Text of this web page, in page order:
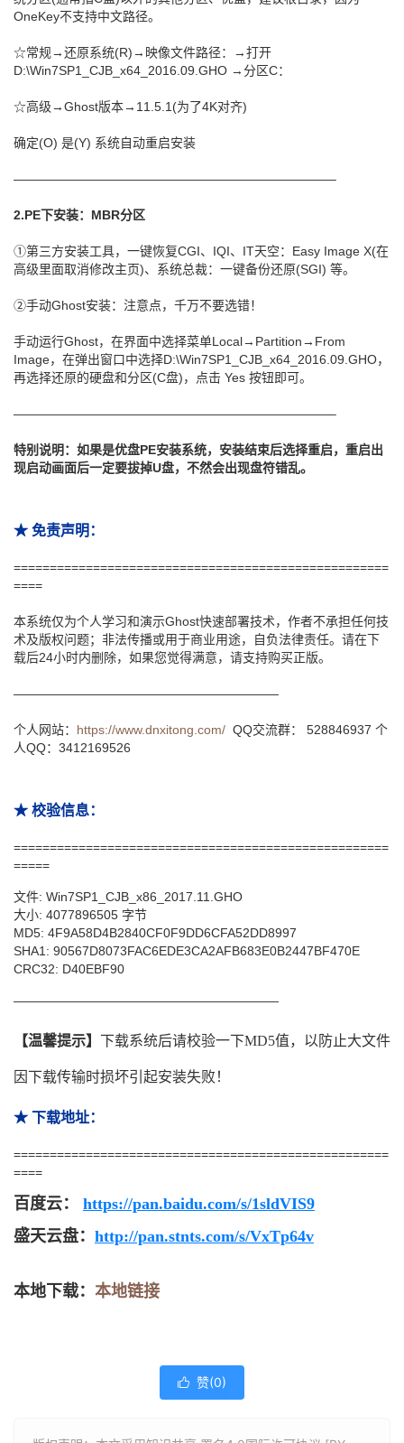
OneKey不支持中文路径。
☆常规→还原系统(R)→映像文件路径：→打开
D:\Win7SP1_CJB_x64_2016.09.GHO →分区C：
☆高级→Ghost版本→11.5.1(为了4K对齐)
确定(O) 是(Y) 系统自动重启安装
—————————————————————————–
2.PE下安装：MBR分区
①第三方安装工具，一键恢复CGI、IQI、IT天空：Easy Image X(在
高级里面取消修改主页)、系统总裁：一键备份还原(SGI) 等。
②手动Ghost安装：注意点，千万不要选错！
手动运行Ghost，在界面中选择菜单Local→Partition→From
Image，在弹出窗口中选择D:\Win7SP1_CJB_x64_2016.09.GHO，
再选择还原的硬盘和分区(C盘)，点击 Yes 按钮即可。
—————————————————————————–
特别说明：如果是优盘PE安装系统，安装结束后选择重启，重启出
现启动画面后一定要拔掉U盘，不然会出现盘符错乱。
★ 免责声明：
====================================================
====
本系统仅为个人学习和演示Ghost快速部署技术，作者不承担任何技
术及版权问题；非法传播或用于商业用途，自负法律责任。请在下
载后24小时内删除，如果您觉得满意，请支持购买正版。
—————————————————————
个人网站： https://www.dnxitong.com/ QQ交流群： 528846937 个
人QQ：3412169526
★ 校验信息：
====================================================
=====
文件: Win7SP1_CJB_x86_2017.11.GHO
大小: 4077896505 字节
MD5: 4F9A58D4B2840CF0F9DD6CFA52DD8997
SHA1: 90567D8073FAC6EDE3CA2AFB683E0B2447BF470E
CRC32: D40EBF90
—————————————————————
【温馨提示】 下载系统后请校验一下MD5值，以防止大文件
因下载传输时损坏引起安装失败！
★ 下载地址：
====================================================
====
百度云：
https://pan.baidu.com/s/1sldVIS9
盛天云盘： http://pan.stnts.com/s/VxTp64v
本地下载： 本地链接
 赞(0)